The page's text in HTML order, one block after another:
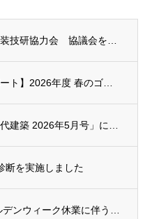
断を実施しました